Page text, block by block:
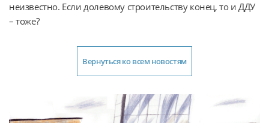
неизвестно. Если долевому строительству конец, то и ДДУ
– тоже?
Вернуться ко всем новостям